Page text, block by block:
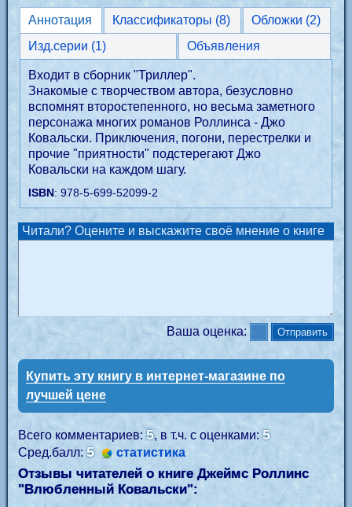
Аннотация Классификаторы (8)
Обложки (2)
Изд.серии (1)
Объявления
Входит в сборник "Триллер".
Знакомые с творчеством автора, безусловно
вспомнят второстепенного, но весьма заметного
персонажа многих романов Роллинса - Джо
Ковальски. Приключения, погони, перестрелки и
прочие "приятности" подстерегают Джо
Ковальски на каждом шагу.
ISBN: 978-5-699-52099-2
Читали? Оцените и выскажите своё мнение о книге
Ваша оценка:
Купить эту книгу в интернет-магазине по
лучшей цене
Всего комментариев:5, в т.ч. с оценками:5
Сред.балл:5 статистика
Отзывы читателей о книге Джеймс Роллинс
"Влюбленный Ковальски":